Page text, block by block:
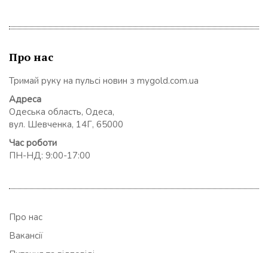
Про нас
Тримай руку на пульсі новин з mygold.com.ua
Адреса
Одеська область, Одеса,
вул. Шевченка, 14Г, 65000
Час роботи
ПН-НД: 9:00-17:00
Про нас
Вакансії